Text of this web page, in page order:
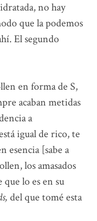
no hay
que la podemos
El segundo
en forma de S,
acaban metidas
a
igual de rico, te
esencia [sabe a
los amasados
lo es en su
del que tomé esta